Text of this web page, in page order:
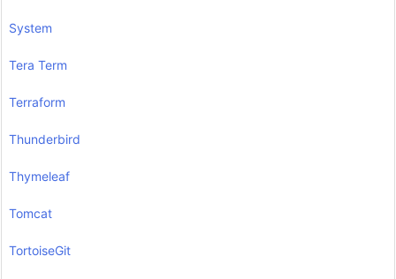
System
Tera Term
Terraform
Thunderbird
Thymeleaf
Tomcat
TortoiseGit